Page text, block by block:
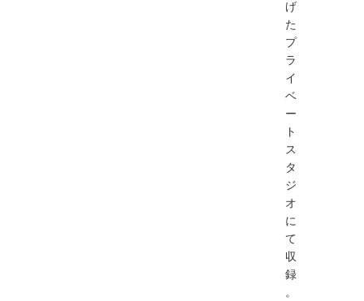
げ
た
プ
ラ
イ
ベ
ー
ト
ス
タ
ジ
オ
に
て
収
録
。